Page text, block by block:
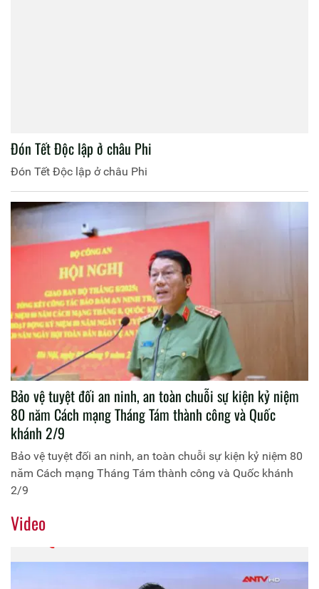
Đón Tết Độc lập ở châu Phi
Đón Tết Độc lập ở châu Phi
Bảo vệ tuyệt đối an ninh, an toàn chuỗi sự kiện kỷ niệm
80 năm Cách mạng Tháng Tám thành công và Quốc
khánh 2/9
Bảo vệ tuyệt đối an ninh, an toàn chuỗi sự kiện kỷ niệm 80
năm Cách mạng Tháng Tám thành công và Quốc khánh
2/9
Video